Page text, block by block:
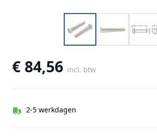
€ 84,56 incl. btw
2-5 werkdagen